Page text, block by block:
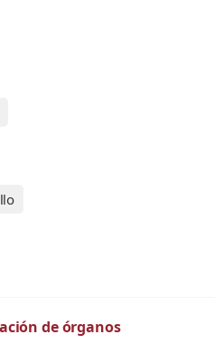
de órganos